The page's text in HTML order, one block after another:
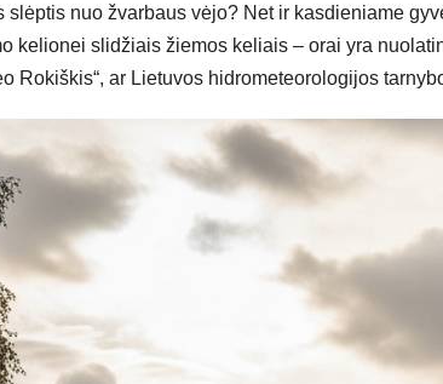
slėptis nuo žvarbaus vėjo? Net ir kasdieniame
kelionei slidžiais žiemos keliais – orai yra
Rokiškis“, ar Lietuvos hidrometeorologijos